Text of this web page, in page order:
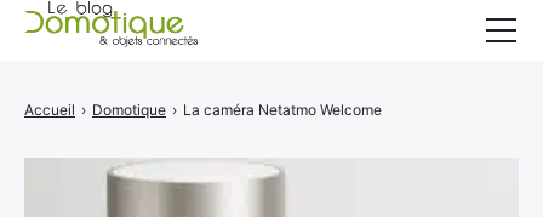
Accueil › Domotique › La caméra Netatmo Welcome